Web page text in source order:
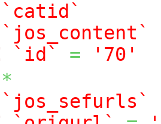
`catid`
`jos_content`
`id` =
'70'
*
`jos_sefurls`